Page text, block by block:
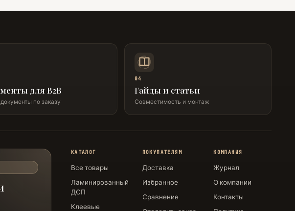
для B2B
по заказу
04
Гайды и статьи
Совместимость и монтаж
КАТАЛОГ
Все товары
Ламинированный
ДСП
Клеевые
ПОКУПАТЕЛЯМ
Доставка
Избранное
Сравнение
КОМПАНИЯ
Журнал
О компании
Контакты